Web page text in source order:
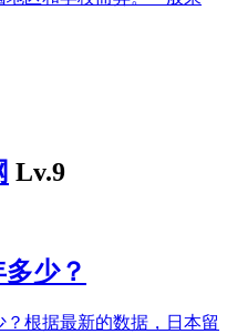
Lv.9
少？
根据最新的数据，日本留